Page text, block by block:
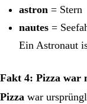
astron = Stern
nautes =
Ein Astronaut
Fakt 4: Pizza war
Pizza war